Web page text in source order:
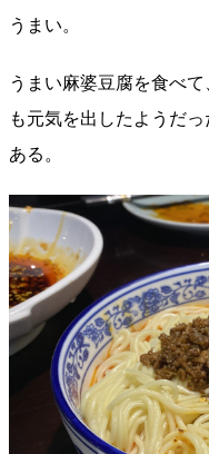
うまい。
うまい麻婆豆腐を食べ
も元気を出したようだ
ある。